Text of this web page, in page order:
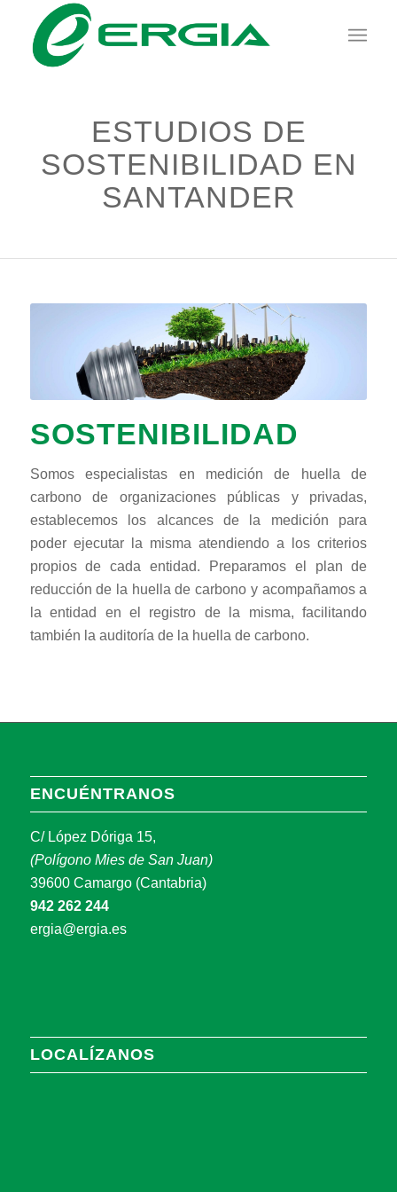
ESTUDIOS DE
SOSTENIBILIDAD EN
SANTANDER
SOSTENIBILIDAD
Somos especialistas en medición de huella de
carbono de organizaciones públicas y privadas,
establecemos los alcances de la medición para
poder ejecutar la misma atendiendo a los criterios
propios de cada entidad. Preparamos el plan de
reducción de la huella de carbono y acompañamos a
la entidad en el registro de la misma, facilitando
también la auditoría de la huella de carbono.
ENCUÉNTRANOS
C/ López Dóriga 15,
(Polígono Mies de San Juan)
39600 Camargo (Cantabria)
942 262 244
ergia@ergia.es
LOCALÍZANOS